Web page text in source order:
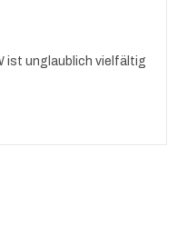
ist unglaublich vielfältig